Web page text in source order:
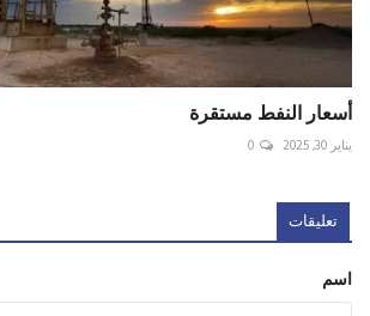
أسعار النفط مستقرة
يناير 30, 2025 0
تعليقات
اسم